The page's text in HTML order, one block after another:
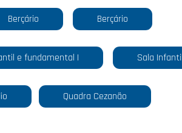
Berçário Berçário
e fundamental I Sala Infantil
Quadra Cezanão